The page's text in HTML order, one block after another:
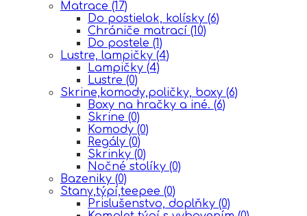
Matrace (17)
Do postielok, kolísky (6)
Chrániče matrací (10)
Do postele (1)
Lustre, lampičky (4)
Lampičky (4)
Lustre (0)
Skrine,komody,poličky, boxy (6)
Boxy na hračky a iné. (6)
Skrine (0)
Komody (0)
Regály (0)
Skrinky (0)
Nočné stolíky (0)
Bazeniky (0)
Stany,týpí,teepee (0)
Prislušenstvo, doplňky (0)